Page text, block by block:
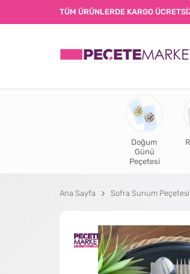
TÜM ÜRÜNLERDE KARGO
Doğum
Günü
Peçetesi
Ana Sayfa Sofra Sunum Peçetesi